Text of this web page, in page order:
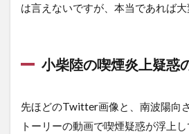
は言えないですが、本当であれば大
小柴陸の喫煙炎上疑惑
先ほどのTwitter画像と、南波陽向
トーリーの動画で喫煙疑惑が浮上し